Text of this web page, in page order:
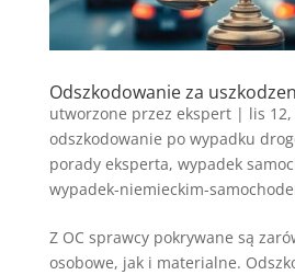
Odszkodowanie za
utworzone przez ekspert| lis
odszkodowanie po wypadku
porady eksperta, wypadek
wypadek-niemieckim-
Z OC sprawcy pokrywane są
osobowe, jak i materialne.